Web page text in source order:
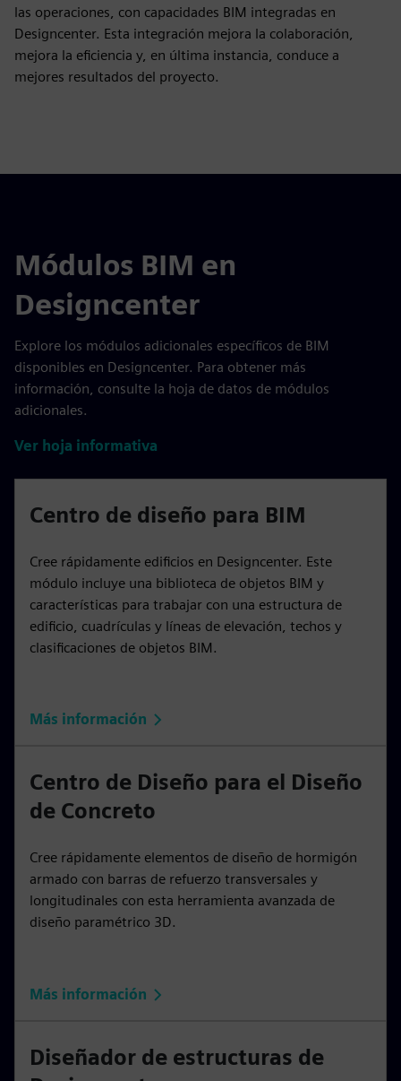
las operaciones, con capacidades BIM integradas en
Designcenter. Esta integración mejora la colaboración,
mejora la eficiencia y, en última instancia, conduce a
mejores resultados del proyecto.
Módulos BIM en
Designcenter
Explore los módulos adicionales específicos de BIM
disponibles en Designcenter. Para obtener más
información, consulte la hoja de datos de módulos
adicionales.
Ver hoja informativa
Centro de diseño para BIM
Cree rápidamente edificios en Designcenter. Este
módulo incluye una biblioteca de objetos BIM y
características para trabajar con una estructura de
edificio, cuadrículas y líneas de elevación, techos y
clasificaciones de objetos BIM.
Más información
Centro de Diseño para el Diseño
de Concreto
Cree rápidamente elementos de diseño de hormigón
armado con barras de refuerzo transversales y
longitudinales con esta herramienta avanzada de
diseño paramétrico 3D.
Más información
Diseñador de estructuras de